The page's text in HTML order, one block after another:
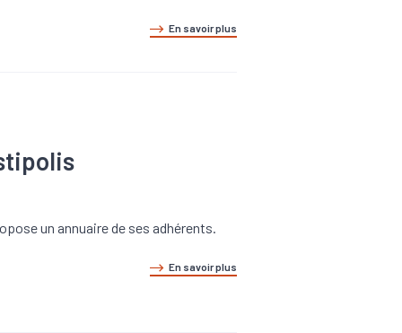
En savoir plus
un annuaire de ses adhérents.
En savoir plus